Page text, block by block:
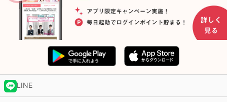
LINE